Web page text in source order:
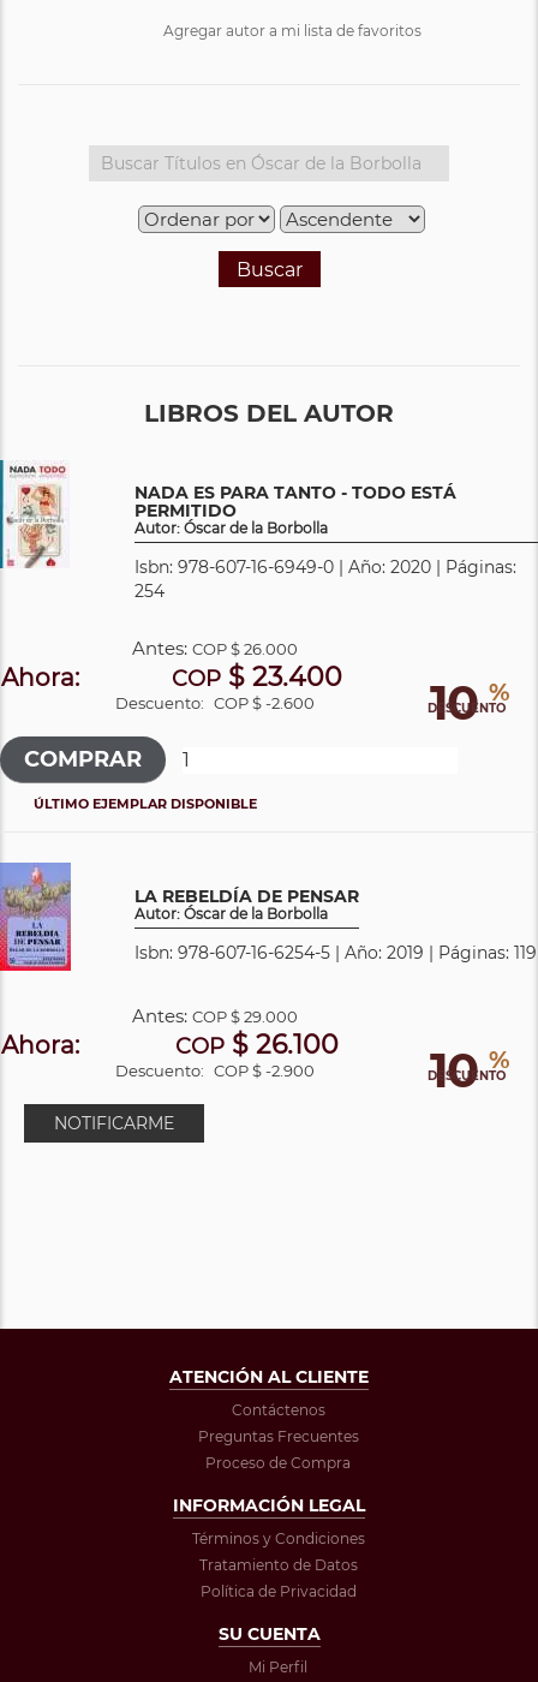
Agregar autor a mi lista de favoritos
Buscar
LIBROS DEL AUTOR
NADA ES PARA TANTO - TODO ESTÁ
PERMITIDO
Autor: Óscar de la Borbolla
Isbn: 978-607-16-6949-0 | Año: 2020 | Páginas:
254
10 %
DESCUENTO
Antes:COP$ 26.000
Ahora: COP $ 23.400
Descuento: COP $ -2.600
ÚLTIMO EJEMPLAR DISPONIBLE
LA REBELDÍA DE PENSAR
Autor: Óscar de la Borbolla
Isbn: 978-607-16-6254-5 | Año: 2019 | Páginas: 119
10 %
DESCUENTO
Antes:COP$ 29.000
Ahora: COP $ 26.100
Descuento: COP $ -2.900
NOTIFICARME
ATENCIÓN AL CLIENTE
Contáctenos
Preguntas Frecuentes
Proceso de Compra
INFORMACIÓN LEGAL
Términos y Condiciones
Tratamiento de Datos
Política de Privacidad
SU CUENTA
Mi Perfil